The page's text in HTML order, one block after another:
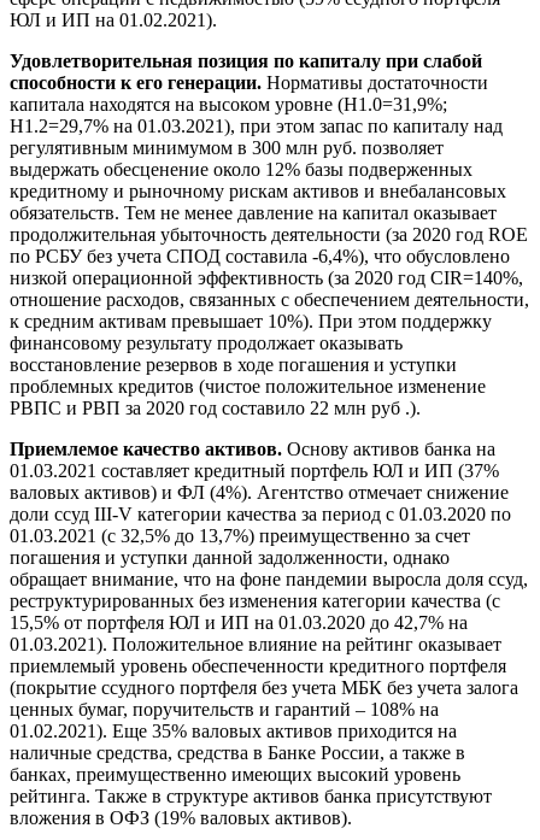
ЮЛ и ИП на 01.02.2021).
Удовлетворительная позиция по капиталу при слабой
способности к его генерации. Нормативы достаточности
капитала находятся на высоком уровне (Н1.0=31,9%;
Н1.2=29,7% на 01.03.2021), при этом запас по капиталу над
регулятивным минимумом в 300 млн руб. позволяет
выдержать обесценение около 12% базы подверженных
кредитному и рыночному рискам активов и внебалансовых
обязательств. Тем не менее давление на капитал оказывает
продолжительная убыточность деятельности (за 2020 год ROE
по РСБУ без учета СПОД составила -6,4%), что обусловлено
низкой операционной эффективность (за 2020 год CIR=140%,
отношение расходов, связанных с обеспечением деятельности,
к средним активам превышает 10%). При этом поддержку
финансовому результату продолжает оказывать
восстановление резервов в ходе погашения и уступки
проблемных кредитов (чистое положительное изменение
РВПС и РВП за 2020 год составило 22 млн руб .).
Приемлемое качество активов. Основу активов банка на
01.03.2021 составляет кредитный портфель ЮЛ и ИП (37%
валовых активов) и ФЛ (4%). Агентство отмечает снижение
доли ссуд III-V категории качества за период с 01.03.2020 по
01.03.2021 (с 32,5% до 13,7%) преимущественно за счет
погашения и уступки данной задолженности, однако
обращает внимание, что на фоне пандемии выросла доля ссуд,
реструктурированных без изменения категории качества (с
15,5% от портфеля ЮЛ и ИП на 01.03.2020 до 42,7% на
01.03.2021). Положительное влияние на рейтинг оказывает
приемлемый уровень обеспеченности кредитного портфеля
(покрытие ссудного портфеля без учета МБК без учета залога
ценных бумаг, поручительств и гарантий – 108% на
01.02.2021). Еще 35% валовых активов приходится на
наличные средства, средства в Банке России, а также в
банках, преимущественно имеющих высокий уровень
рейтинга. Также в структуре активов банка присутствуют
вложения в ОФЗ (19% валовых активов).